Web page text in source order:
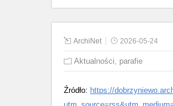
ArchiNet 2026-05-24
Aktualności, parafie
Źródło: https://